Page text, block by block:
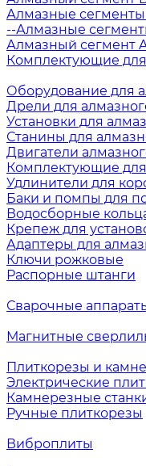
Алмазные сегменты
--Алмазные
Алмазный сегмент
Комплектующие
Оборудование для
Дрели для
Установки для
Станины для
Двигатели
Комплектующие
Удлинители для
Баки и помпы для
Водосборные
Крепеж для
Адаптеры для
Ключи рожковые
Распорные штанги
Сварочные
Магнитные
Плиткорезы и
Электрические
Камнерезные
Ручные плиткорезы
Виброплиты